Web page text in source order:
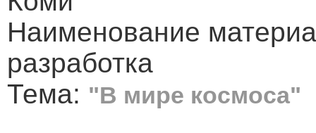
Наименование
разработка
Тема: "В мире космоса"